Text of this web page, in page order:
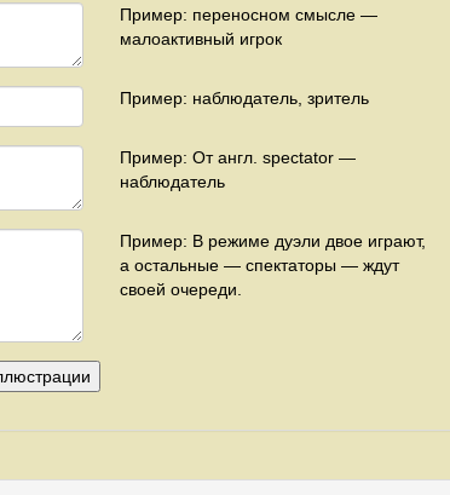
Пример: переносном смысле —
малоактивный игрок
Пример: наблюдатель, зритель
Пример: От англ. spectator —
наблюдатель
Пример: В режиме дуэли двое играют,
а остальные — спектаторы — ждут
своей очереди.